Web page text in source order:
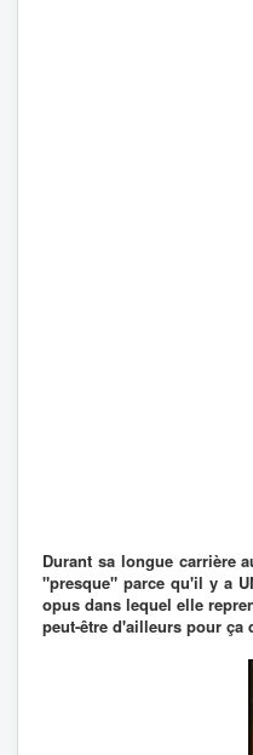
Durant sa longue carrière
"presque" parce qu'il y a
opus dans lequel elle
peut-être d'ailleurs pour ça